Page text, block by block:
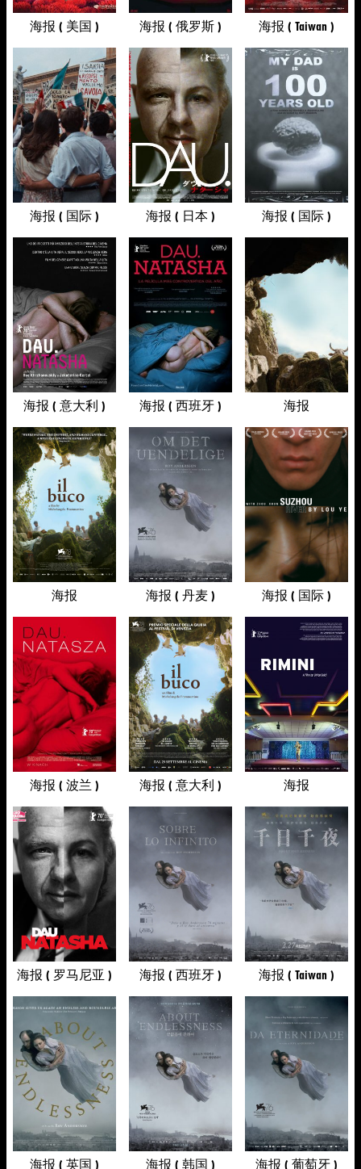
海报 ( 美国 ) 海报 ( 俄罗斯 ) 海报 ( Taiwan )
海报 ( 国际 ) 海报 ( 日本 ) 海报 ( 国际 )
海报 ( 意大利 ) 海报 ( 西班牙 ) 海报
海报 海报 ( 丹麦 ) 海报 ( 国际 )
海报 ( 波兰 ) 海报 ( 意大利 ) 海报
海报 ( 罗马尼亚 ) 海报 ( 西班牙 ) 海报 ( Taiwan )
海报 ( 英国 ) 海报 ( 韩国 ) 海报 ( 葡萄牙 )